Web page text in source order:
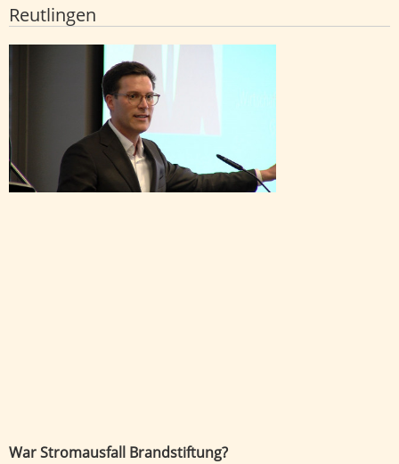
Reutlingen
War Stromausfall Brandstiftung?
"Werden jeden Stein umdrehen"
War Stromausfall Brandstiftung?